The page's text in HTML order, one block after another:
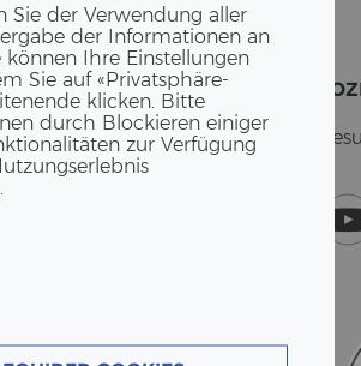
Sie der Verwendung aller
der Informationen an
können Ihre Einstellungen
Sie auf «Privatsphäre-
klicken. Bitte
durch Blockieren einiger
zur Verfügung
Suter